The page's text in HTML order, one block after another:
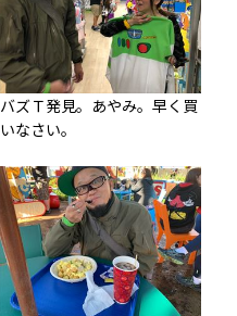
バズＴ発見。あやみ。早く買
いなさい。